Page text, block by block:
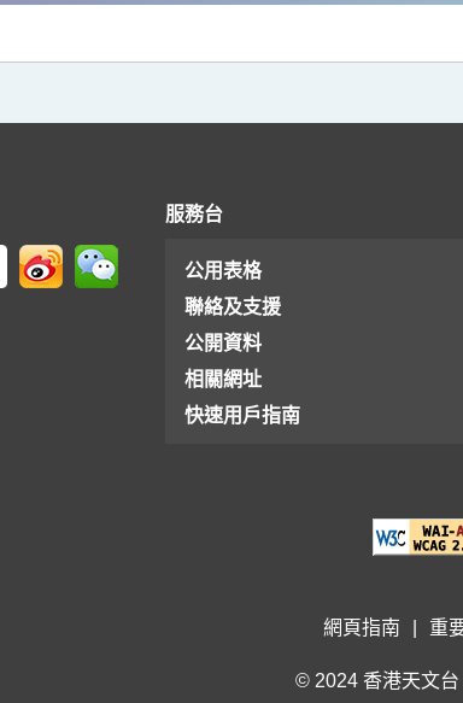
服務台
公用表格
聯絡及支援
公開資料
相關網址
快速用戶指南
網頁指南 重
© 2024 香港天文台